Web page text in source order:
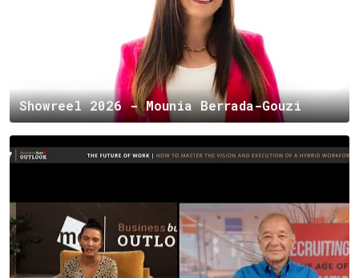
Showreel 2026 - Mounia Berrada-Gouzi